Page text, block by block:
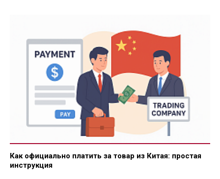
Как официально платить за товар из Китая: простая
инструкция